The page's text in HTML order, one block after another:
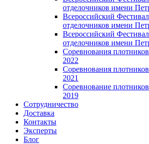
отделочников имени
Всероссийский
отделочников имени
Всероссийский
отделочников имени
Соревнования
2022
Соревнования
2021
Соревнование
2019
Сотрудничество
Доставка
Контакты
Эксперты
Блог